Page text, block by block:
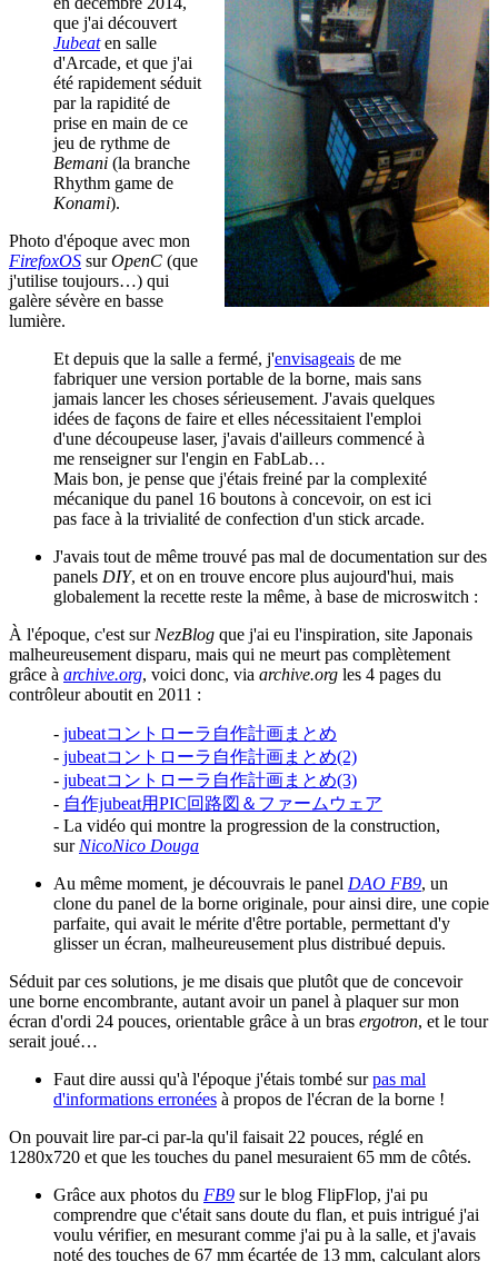
que j'ai découvert
Jubeaten salle
d'Arcade, et que j'ai
été rapidement séduit
par la rapidité de
prise en main de ce
jeu de rythme de
Bemani (la branche
Rhythm game de
Konami).
Photo d'époque avec mon
FirefoxOS surOpenC (que
j'utilise toujours…) qui
galère sévère en basse
lumière.
Et depuis que la salle a fermé, j'envisageais de me
fabriquer une version portable de la borne, mais sans
jamais lancer les choses sérieusement. J'avais quelques
idées de façons de faire et elles nécessitaient l'emploi
d'une découpeuse laser, j'avais d'ailleurs commencé à
me renseigner sur l'engin en FabLab…
Mais bon, je pense que j'étais freiné par la complexité
mécanique du panel 16 boutons à concevoir, on est ici
pas face à la trivialité de confection d'un stick arcade.
J'avais tout de même trouvé pas mal de documentation sur des
panels DIY, et on en trouve encore plus aujourd'hui, mais
globalement la recette reste la même, à base de microswitch :
À l'époque, c'est sur NezBlog que j'ai eu l'inspiration, site Japonais
malheureusement disparu, mais qui ne meurt pas complètement
grâce à archive.org, voici donc, via archive.org les 4 pages du
contrôleur aboutit en 2011 :
- jubeatコントローラ自作計画まとめ
- jubeatコントローラ自作計画まとめ(2)
- jubeatコントローラ自作計画まとめ(3)
- 自作jubeat用PIC回路図＆ファームウェア
- La vidéo qui montre la progression de la construction,
sur NicoNico Douga
Au même moment, je découvrais le panel DAO FB9, un
clone du panel de la borne originale, pour ainsi dire, une copie
parfaite, qui avait le mérite d'être portable, permettant d'y
glisser un écran, malheureusement plus distribué depuis.
Séduit par ces solutions, je me disais que plutôt que de concevoir
une borne encombrante, autant avoir un panel à plaquer sur mon
écran d'ordi 24 pouces, orientable grâce à un bras ergotron, et le tour
serait joué…
Faut dire aussi qu'à l'époque j'étais tombé surpas mal
d'informations erronées à propos de l'écran de la borne !
On pouvait lire par-ci par-la qu'il faisait 22 pouces, réglé en
1280x720 et que les touches du panel mesuraient 65 mm de côtés.
Grâce aux photos du FB9 sur le blog FlipFlop, j'ai pu
comprendre que c'était sans doute du flan, et puis intrigué j'ai
voulu vérifier, en mesurant comme j'ai pu à la salle, et j'avais
noté des touches de 67 mm écartée de 13 mm, calculant alors